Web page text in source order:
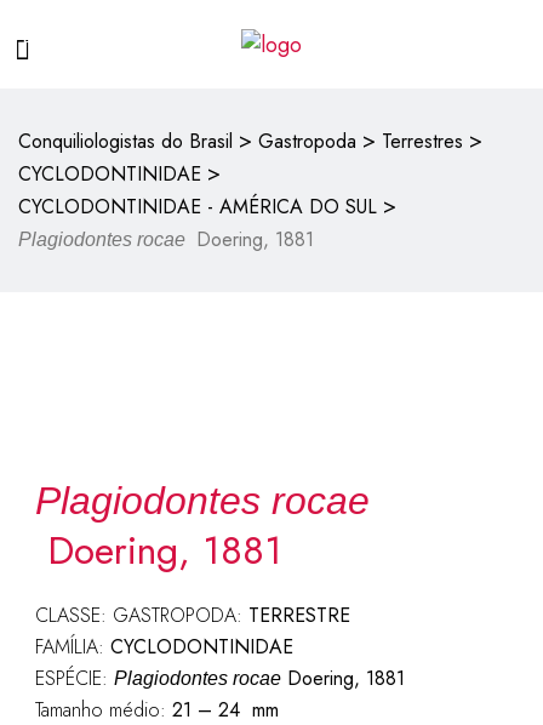
Conquiliologistas do Brasil > Gastropoda > Terrestres >
CYCLODONTINIDAE >
CYCLODONTINIDAE - AMÉRICA DO SUL >
Plagiodontes rocae Doering, 1881
Plagiodontes rocae
Doering, 1881
CLASSE: GASTROPODA: TERRESTRE
FAMÍLIA: CYCLODONTINIDAE
ESPÉCIE: Plagiodontes rocaeDoering, 1881
Tamanho médio: 21 – 24 mm